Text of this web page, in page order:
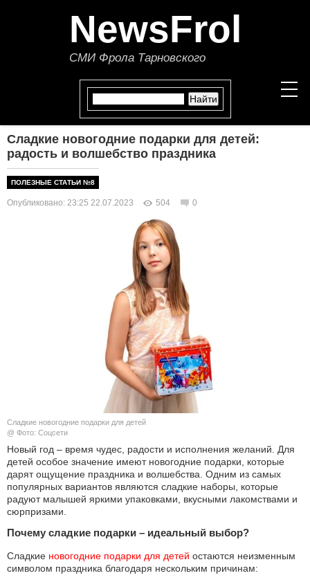
NewsFrol
СМИ Фрола Тарновского
НОВОСТИ
ЭКОНОМИКА
В МИРЕ
ОБЩЕСТВО
КУЛЬТУРА
НАУКА
СПОРТ
АВТО И МОТО
ЭГОИЗМ
Сладкие новогодние подарки для детей:
радость и волшебство праздника
ПОЛЕЗНЫЕ СТАТЬИ №8
Опубликовано: 23:25 22.07.2023 504 0
Сладкие новогодние подарки для детей
@ Фото: Соцсети
Новый год – время чудес, радости и исполнения желаний. Для
детей особое значение имеют новогодние подарки, которые
дарят ощущение праздника и волшебства. Одним из самых
популярных вариантов являются сладкие наборы, которые
радуют малышей яркими упаковками, вкусными лакомствами и
сюрпризами.
Почему сладкие подарки – идеальный выбор?
Сладкие новогодние подарки для детей остаются неизменным
символом праздника благодаря нескольким причинам: